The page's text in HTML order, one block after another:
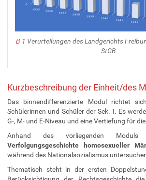
B 1 Verurteilungen des Landgerichts
StGB
Kurzbeschreibung der Einheit/des
Das binnendifferenzierte Modul richtet
Schülerinnen und Schüler der Sek. I. Es
G-, M- und E-Niveau und eine Vertiefung für
Anhand des vorliegenden
Verfolgungsgeschichte homosexueller
während des Nationalsozialismus
Thematisch steht in der ersten